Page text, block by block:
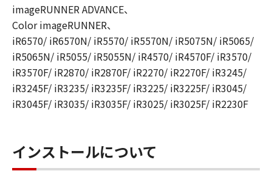
SHALL EITHER CANON, CANON'S
SUBSIDIARIES OR AFFILIATES, THEIR
DISTRIBUTORS DEALERS OR CANON'S
LICENSORS BE LIABLE FOR ANY DAMAGES
WHATSOEVER (INCLUDING WITHOUT
LIMITATION, LOSS OF BUSINESS PROFITS,
LOSS OF BUSINESS INFORMATION, LOSS OF
BUSINESS INTERRUPTION OR OTHER
THE SOFTWARE, USE THEREOF OR INABILITY
TO USE THE SOFTWARE EVEN IF EITHER
imageRUNNER ADVANCE、
Color imageRUNNER、
iR6570/ iR6570N/ iR5570/ iR5570N/ iR5075N/ iR5065/
iR5065N/ iR5055/ iR5055N/ iR4570/ iR4570F/ iR3570/
iR3570F/ iR2870/ iR2870F/ iR2270/ iR2270F/ iR3245/
iR3245F/ iR3235/ iR3235F/ iR3225/ iR3225F/ iR3045/
iR3045F/ iR3035/ iR3035F/ iR3025/ iR3025F/ iR2230F
インストールについて